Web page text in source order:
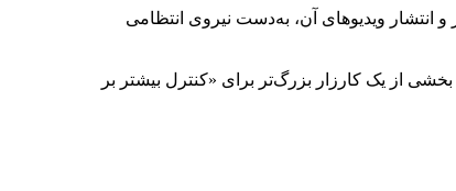
در ایران گزارش دادند فروشگاه جین‌وست در خیابان فرشته تهران، شنبه ۱۹ مهر و پس از برگزاری جشنی در ۱۸ مهر و انتشار ویدیوهای آن، به‌دست نیروی انتظامی
از یک کارزار بزرگ‌تر برای «کنترل بیشتر بر